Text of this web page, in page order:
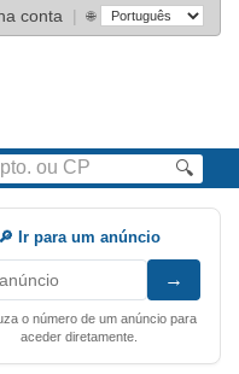
conta | 🌐
🔍
🔎 Ir para um anúncio
→
o número de um anúncio para
aceder diretamente.